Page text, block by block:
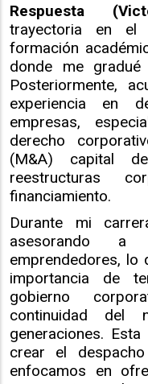
Respuesta
trayectoria en el
formación
donde me
Posteriormente,
experiencia en
empresas,
derecho
(M&A) capital
reestructuras
financiamiento.
Durante mi
asesorando a
emprendedores, lo
importancia de
gobierno
continuidad
generaciones.
crear el
enfocamos en